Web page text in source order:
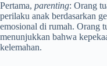
Pertama, parenting: Orang
perilaku anak berdasarkan
emosional di rumah. Orang
menunjukkan bahwa
kelemahan.